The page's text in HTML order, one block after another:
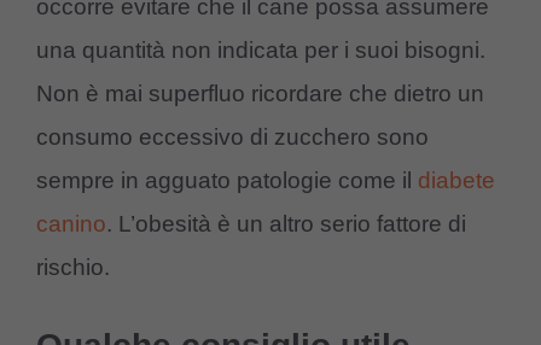
occorre evitare che il cane possa assumere
una quantità non indicata per i suoi bisogni.
Non è mai superfluo ricordare che dietro un
consumo eccessivo di zucchero sono
sempre in agguato patologie come il diabete
canino. L’obesità è un altro serio fattore di
rischio.